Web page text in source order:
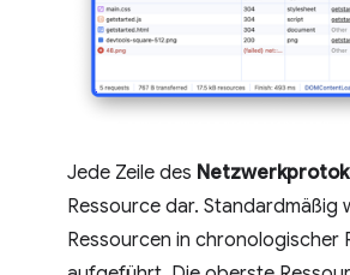
Jede Zeile des
Ressource dar. Standardmäßig
Ressourcen in chronologischer